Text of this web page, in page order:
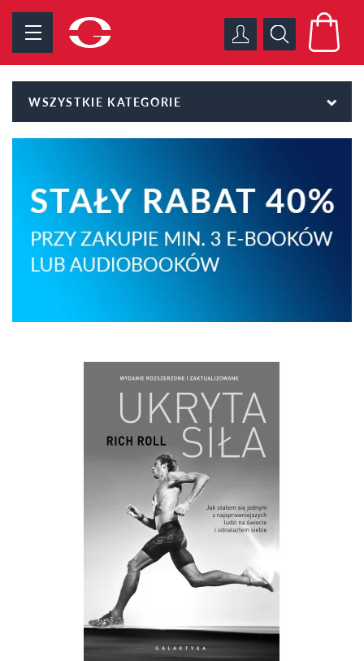
WSZYSTKIE KATEGORIE